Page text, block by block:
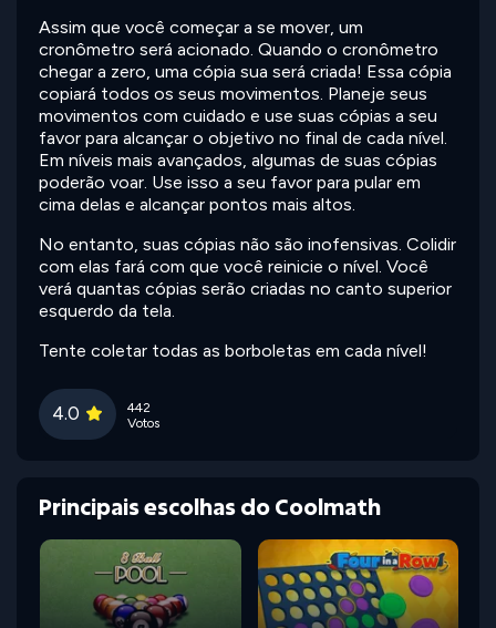
Assim que você começar a se mover, um
cronômetro será acionado. Quando o cronômetro
chegar a zero, uma cópia sua será criada! Essa cópia
copiará todos os seus movimentos. Planeje seus
movimentos com cuidado e use suas cópias a seu
favor para alcançar o objetivo no final de cada nível.
Em níveis mais avançados, algumas de suas cópias
poderão voar. Use isso a seu favor para pular em
cima delas e alcançar pontos mais altos.
No entanto, suas cópias não são inofensivas. Colidir
com elas fará com que você reinicie o nível. Você
verá quantas cópias serão criadas no canto superior
esquerdo da tela.
Tente coletar todas as borboletas em cada nível!
4.0
442
Votos
Principais escolhas do Coolmath